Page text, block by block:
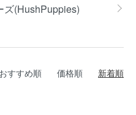
ズ(HushPuppies)
おすすめ順 価格順 新着順